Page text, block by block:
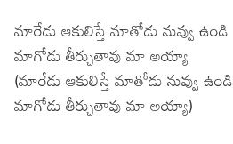
మారేడు ఆకులిస్తే మాతోడు నువ్వు ఉండి
మాగోడు తీర్చుతావు మా అయ్యా
(మారేడు ఆకులిస్తే మాతోడు నువ్వు ఉండి
మాగోడు తీర్చుతావు మా అయ్యా)